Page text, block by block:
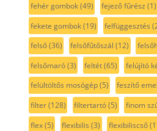
fehér gombok(49) fejező fűrész (1)
fekete gombok(19) felfüggesztés
felső(36) felsőfűtőszál (12)
felsőmaró(3) feltét(65) felújító
felültöltős mosógép(5) feszítő
filter(128) filtertartó(5) finom
flex(5) flexibilis (3) flexibiliscső